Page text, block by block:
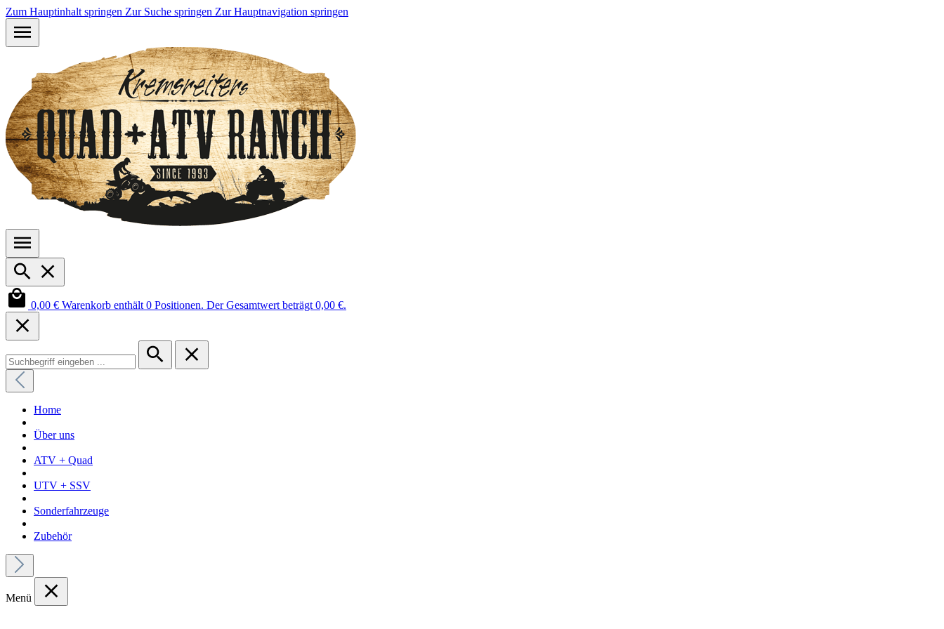
Zum Hauptinhalt springen Zur Suche springen Zur Hauptnavigation springen
0,00 € Warenkorb enthält 0 Positionen. Der Gesamtwert beträgt 0,00 €.
Home
Über uns
ATV + Quad
UTV + SSV
Sonderfahrzeuge
Zubehör
Menü